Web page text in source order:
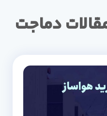
دماجت